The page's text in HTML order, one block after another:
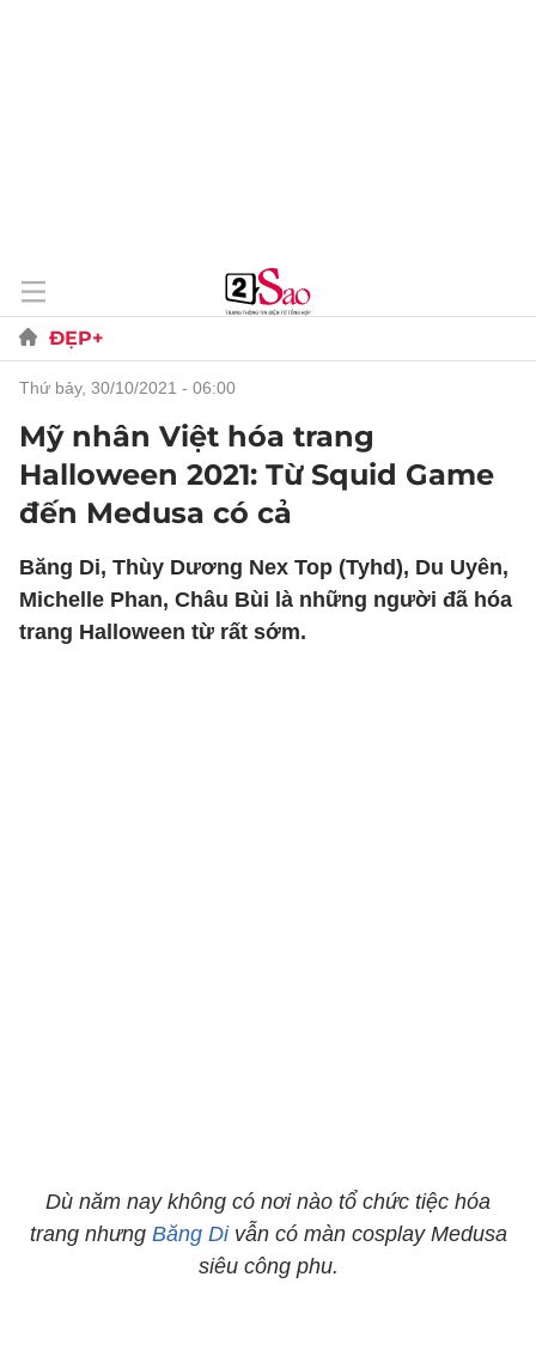
ĐẸP+
thứ bảy, 30/10/2021 - 06:00
Mỹ nhân Việt hóa trang
Halloween 2021: Từ Squid Game
đến Medusa có cả
Băng Di, Thùy Dương Nex Top (Tyhd), Du Uyên,
Michelle Phan, Châu Bùi là những người đã hóa
trang Halloween từ rất sớm.
Dù năm nay không có nơi nào tổ chức tiệc hóa
trang nhưng Băng Divẫn có màn cosplay Medusa
siêu công phu.